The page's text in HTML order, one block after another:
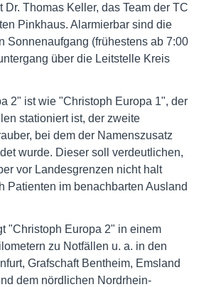
Dr. Thomas Keller, das Team der TC
Pinkhaus. Alarmierbar sind die
Sonnenaufgang (frühestens ab 7:00
über die Leitstelle Kreis
2" ist wie "Christoph Europa 1", der
stationiert ist, der zweite
bei dem der Namenszusatz
wurde. Dieser soll verdeutlichen,
vor Landesgrenzen nicht halt
Patienten im benachbarten Ausland
"Christoph Europa 2" in einem
zu Notfällen u. a. in den
Grafschaft Bentheim, Emsland
dem nördlichen Nordrhein-